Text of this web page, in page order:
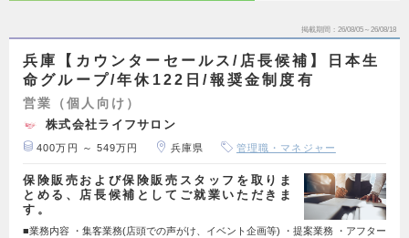
掲載期間 26/08/05～26/08/18
兵庫【カウンターセールス/店長候補】日本生
命グループ/年休122日/報奨金制度有
営業（個人向け）
株式会社ライフサロン
400万円 ～ 549万円 兵庫県 管理職・マネジャー
保険販売および保険販売スタッフを取りま
とめる、店長候補としてご就業いただきま
す。
■業務内容 ・集客業務(店頭での声がけ、イベント企画等) ・提案業務 ・アフター